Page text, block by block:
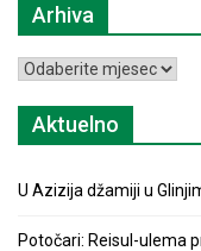
Arhiva
Arhiva
Aktuelno
U Azizija džamiji u
Potočari: Reisul-ulema